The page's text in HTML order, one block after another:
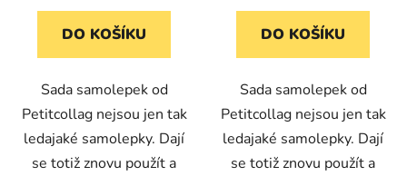
DO KOŠÍKU
Sada samolepek od
Petitcollag nejsou jen tak
ledajaké samolepky. Dají
se totiž znovu použít a
DO KOŠÍKU
Sada samolepek od
Petitcollag nejsou jen tak
ledajaké samolepky. Dají
se totiž znovu použít a